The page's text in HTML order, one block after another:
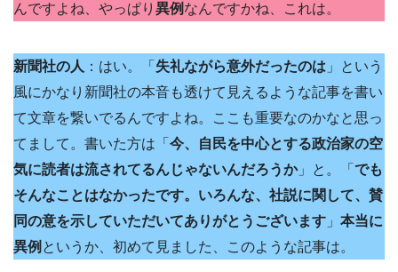
んですよね、やっぱり 異例 なんですかね、これは。
新聞社の人 ：はい。「 失礼ながら意外だったのは 」という
風にかなり新聞社の本音も透けて見えるような記事を書い
て文章を繋いでるんですよね。ここも重要なのかなと思っ
てまして。書いた方は「 今、自民を中心とする政治家の空
気に読者は流されてるんじゃないんだろうか」と。「 でも
そんなことはなかったです。いろんな、社説に関して、賛
同の意を示していただいてありがとうございます 」 本当に
異例 というか、初めて見ました、このような記事は。